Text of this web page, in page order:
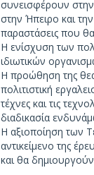
συνεισφέρουν
στην Ήπειρο και
παραστάσεις που
Η ενίσχυση των
ιδιωτικών
Η προώθηση της
πολιτιστική
τέχνες και τις
διαδικασία
Η αξιοποίηση των
αντικείμενο της
και θα